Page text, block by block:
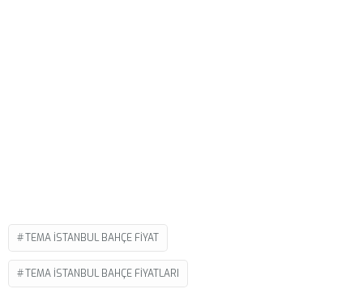
TEMA ISTANBUL BAHÇE FIYAT
TEMA ISTANBUL BAHÇE FIYATLARI